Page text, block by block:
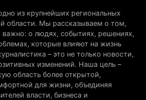
89
предложила превратить
технологий и новых
из крупнейших региональных
области. Мы рассказываем о том,
важно: о людях, событиях, решениях,
которые влияют на жизнь
– это не только новости,
изменений. Наша цель –
область более открытой,
для жизни, объединяя
власти, бизнеса и